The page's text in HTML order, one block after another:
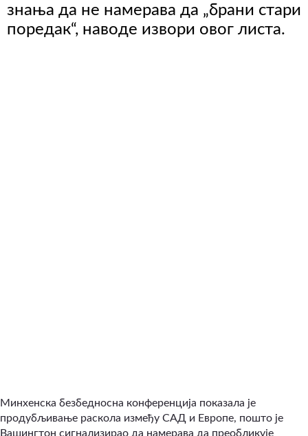
знања да не намерава да „брани стари
поредак“, наводе извори овог листа.
Минхенска безбедносна конференција показала је
продубљивање раскола између САД и Европе, пошто је
Вашингтон сигнализирао да намерава да преобликује